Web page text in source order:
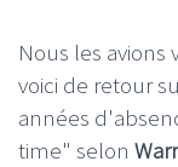
Nous les avions
voici de retour
années
time" selon